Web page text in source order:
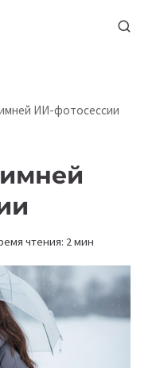
ИИ-фотосессии
чтения: 2мин